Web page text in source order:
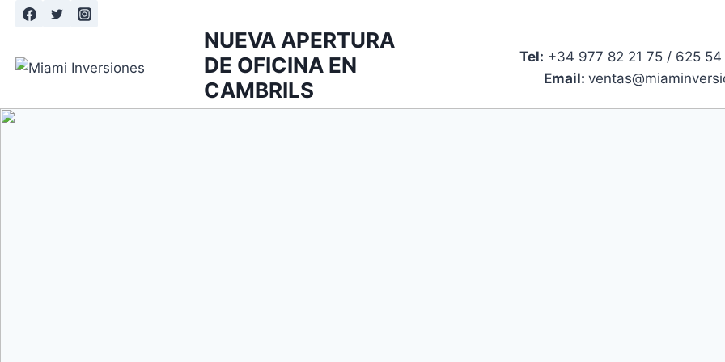
Saltar
contenido
NUEVA APERTURA
DE OFICINA EN
CAMBRILS
Tel: +34 977 82 21 75 / 625
Email: